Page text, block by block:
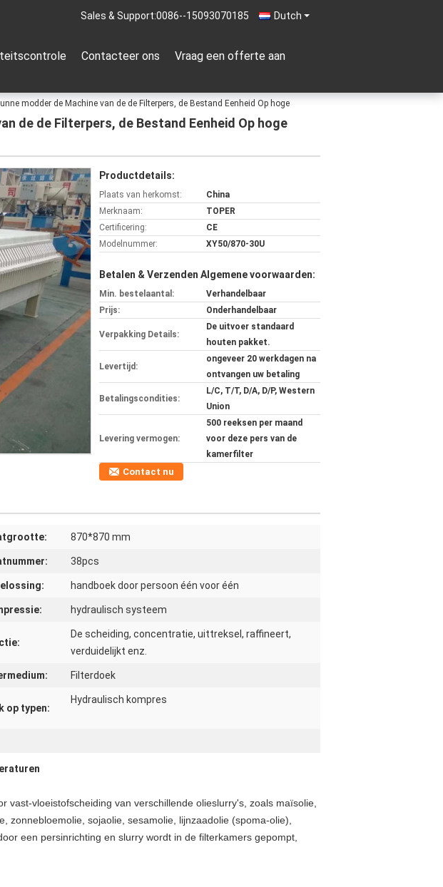
Dutch
Sales & Support:0086--15093070185
Contacteer ons Vraag een offerte aan
modder de Machine van de de Filterpers, de Bestand Eenheid Op hoge
de de Filterpers, de Bestand Eenheid Op hoge
Productdetails:
Plaats van herkomst:
China
Merknaam:
TOPER
Certificering:
CE
Modelnummer:
XY50/870-30U
Betalen & Verzenden Algemene voorwaarden:
Min. bestelaantal:
Verhandelbaar
Prijs:
Onderhandelbaar
Verpakking Details:
De uitvoer standaard
houten pakket.
Levertijd:
ongeveer 20 werkdagen na
ontvangen uw betaling
Betalingscondities:
L/C, T/T, D/A, D/P, Western
Union
Levering vermogen:
500 reeksen per maand
voor deze pers van de
kamerfilter
Contact nu
870*870 mm
38pcs
handboek door persoon één voor één
hydraulisch systeem
De scheiding, concentratie, uittreksel, raffineert,
verduidelijkt enz.
Filterdoek
op typen:
Hydraulisch kompres
vloeistofscheiding van verschillende olieslurry's, zoals maïsolie,
zonnebloemolie, sojaolie, sesamolie, lijnzaadolie (spoma-olie),
een persinrichting en slurry wordt in de filterkamers gepompt,